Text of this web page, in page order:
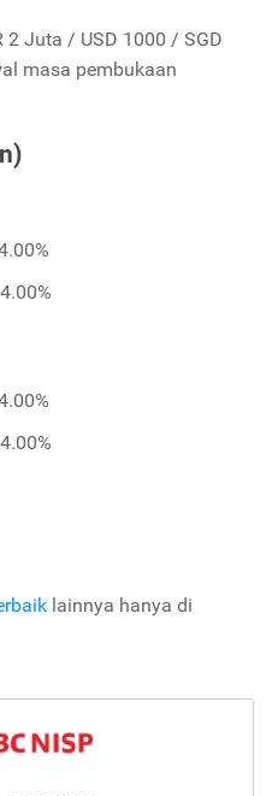
2 Juta / USD 1000 / SGD
masa pembukaan
lainnya hanya di